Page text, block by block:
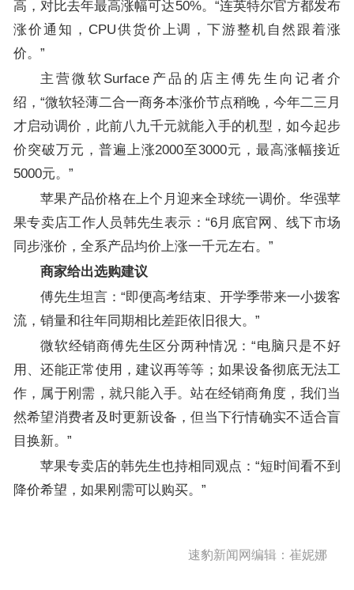
高，对比去年最高涨幅可达50%。“连英特尔官方都发布
涨价通知，CPU供货价上调，下游整机自然跟着涨
价。”
主营微软Surface产品的店主傅先生向记者介
绍，“微软轻薄二合一商务本涨价节点稍晚，今年二三月
才启动调价，此前八九千元就能入手的机型，如今起步
价突破万元，普遍上涨2000至3000元，最高涨幅接近
5000元。”
苹果产品价格在上个月迎来全球统一调价。华强苹
果专卖店工作人员韩先生表示：“6月底官网、线下市场
同步涨价，全系产品均价上涨一千元左右。”
商家给出选购建议
傅先生坦言：“即便高考结束、开学季带来一小拨客
流，销量和往年同期相比差距依旧很大。”
微软经销商傅先生区分两种情况：“电脑只是不好
用、还能正常使用，建议再等等；如果设备彻底无法工
作，属于刚需，就只能入手。站在经销商角度，我们当
然希望消费者及时更新设备，但当下行情确实不适合盲
目换新。”
苹果专卖店的韩先生也持相同观点：“短时间看不到
降价希望，如果刚需可以购买。”
速豹新闻网编辑：崔妮娜